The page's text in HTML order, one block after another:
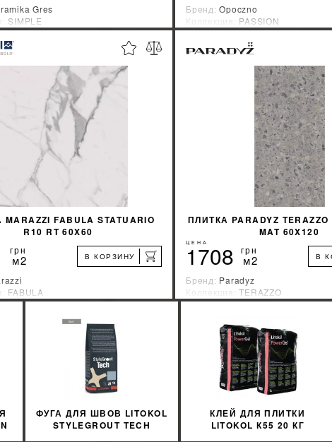
Gres
SIMPLE
Польша
УЗНАТЬ СВОЮ СКИДКУ %
КУПИТЬ
Бренд:Opoczno
Коллекция: PASSION
Страна-производитель:Польша
УЗНАТЬ СВОЮ
КУПИТЬ
FABULA STATUARIO
R10 RT 60X60
грн
м2 В КОРЗИНУ
FABULA
Италия
УЗНАТЬ СВОЮ СКИДКУ
ПЛИТКА PARADYZ TERAZZO
MAT 60X120
ЦЕНА
1708 грн
м2 В
Бренд: Paradyz
Коллекция:TERAZZO
Страна-производитель:Польша
УЗНАТЬ СВОЮ
КУПИТЬ
ФУГА ДЛЯ ШВОВ LITOKOL
STYLEGROUT TECH
КЛЕЙ ДЛЯ ПЛИТКИ
LITOKOL К55 20 КГ